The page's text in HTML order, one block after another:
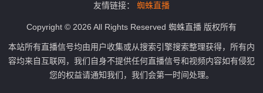
友情链接： 蜘蛛直播
Copyright © 2026 All Rights Reserved 蜘蛛直播 版权所有
本站所有直播信号均由用户收集或从搜索引擎搜索整理获得，所有内
容均来自互联网，我们自身不提供任何直播信号和视频内容如有侵犯
您的权益请通知我们，我们会第一时间处理。